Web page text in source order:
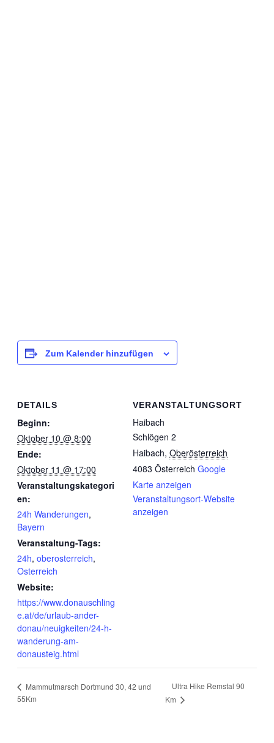
Zum Kalender hinzufügen
DETAILS
Beginn:
Oktober 10 @ 8:00
Ende:
Oktober 11 @ 17:00
Veranstaltungskategori
en:
24h Wanderungen,
Bayern
Veranstaltung-Tags:
24h, oberosterreich,
Osterreich
Website:
https://www.donauschling
e.at/de/urlaub-ander-
donau/neuigkeiten/24-h-
wanderung-am-
donausteig.html
VERANSTALTUNGSORT
Haibach
Schlögen 2
Haibach, Oberösterreich
4083 Österreich Google
Karte anzeigen
Veranstaltungsort-Website
anzeigen
Mammutmarsch Dortmund 30, 42 und
55Km
Ultra Hike Remstal 90
Km